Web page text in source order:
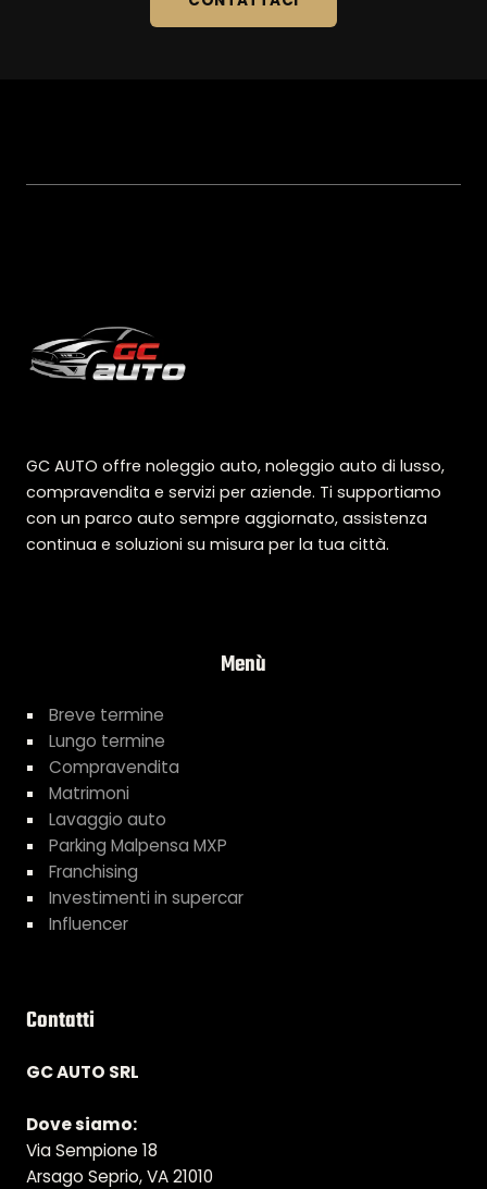
GC AUTO offre noleggio auto, noleggio auto di lusso,
compravendita e servizi per aziende. Ti supportiamo
con un parco auto sempre aggiornato, assistenza
continua e soluzioni su misura per la tua città.
Menù
Breve termine
Lungo termine
Compravendita
Matrimoni
Lavaggio auto
Parking Malpensa MXP
Franchising
Investimenti in supercar
Influencer
Contatti
GC AUTO SRL
Dove siamo:
Via Sempione 18
Arsago Seprio, VA 21010